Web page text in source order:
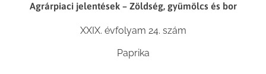
Agrárpiaci jelentések – Zöldség, gyümölcs és bor
XXIX. évfolyam 24. szám
Paprika